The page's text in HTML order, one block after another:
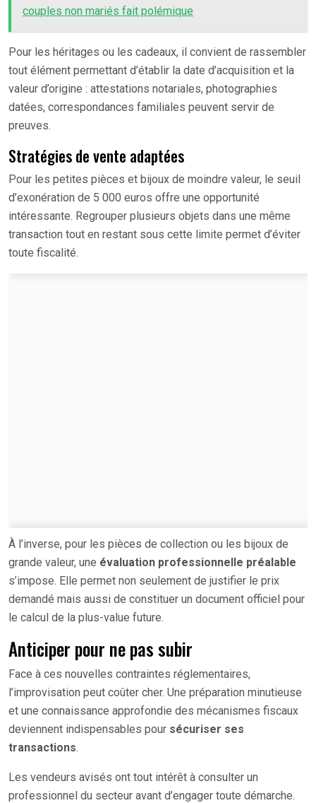
couples non mariés fait polémique
Pour les héritages ou les cadeaux, il convient de rassembler
tout élément permettant d’établir la date d’acquisition et la
valeur d’origine : attestations notariales, photographies
datées, correspondances familiales peuvent servir de
preuves.
Stratégies de vente adaptées
Pour les petites pièces et bijoux de moindre valeur, le seuil
d’exonération de 5 000 euros offre une opportunité
intéressante. Regrouper plusieurs objets dans une même
transaction tout en restant sous cette limite permet d’éviter
toute fiscalité.
À l’inverse, pour les pièces de collection ou les bijoux de
grande valeur, une évaluation professionnelle préalable
s’impose. Elle permet non seulement de justifier le prix
demandé mais aussi de constituer un document officiel pour
le calcul de la plus-value future.
Anticiper pour ne pas subir
Face à ces nouvelles contraintes réglementaires,
l’improvisation peut coûter cher. Une préparation minutieuse
et une connaissance approfondie des mécanismes fiscaux
deviennent indispensables pour sécuriser ses
transactions.
Les vendeurs avisés ont tout intérêt à consulter un
professionnel du secteur avant d’engager toute démarche.